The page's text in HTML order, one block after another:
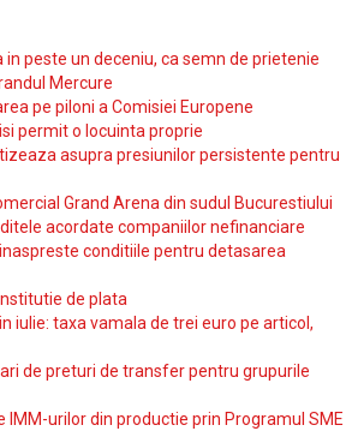
peste un deceniu, ca semn de prietenie
Mercure
pe piloni a Comisiei Europene
permit o locuinta proprie
asupra presiunilor persistente pentru
Grand Arena din sudul Bucurestiului
acordate companiilor nefinanciare
conditiile pentru detasarea
de plata
iulie: taxa vamala de trei euro pe articol,
de preturi de transfer pentru grupurile
urilor din productie prin Programul SME